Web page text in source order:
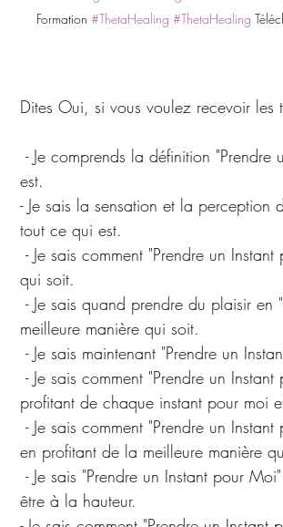
Formation #ThetaHealing #ThetaHealing
Dites Oui, si vous voulez recevoir
est.
- Je sais la sensation et la perception
tout ce qui est.
qui soit.
meilleure manière qui soit.
- Je sais maintenant "Prendre un
profitant de chaque instant pour moi
en profitant de la meilleure manière
être à la hauteur.